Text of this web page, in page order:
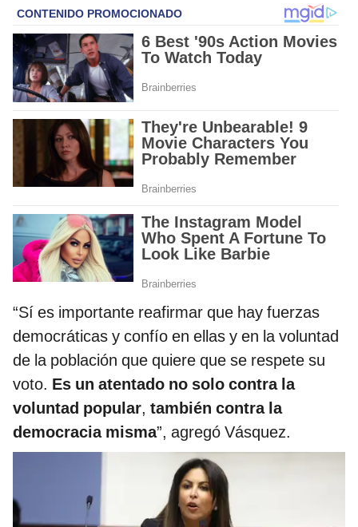
“Sí es importante reafirmar que hay fuerzas
democráticas y confío en ellas y en la voluntad
de la población que quiere que se respete su
voto. Es un atentado no solo contra la
voluntad popular, también contra la
democracia misma”, agregó Vásquez.